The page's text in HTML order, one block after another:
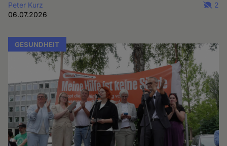
Peter Kurz
06.07.2026
2
GESUNDHEIT